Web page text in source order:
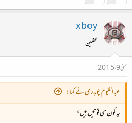
x boy
محفلین
مئی 9، 2015
عبدالقیوم چوہدری نے کہا:
یہ کون سی قوتیں ہیں ؟